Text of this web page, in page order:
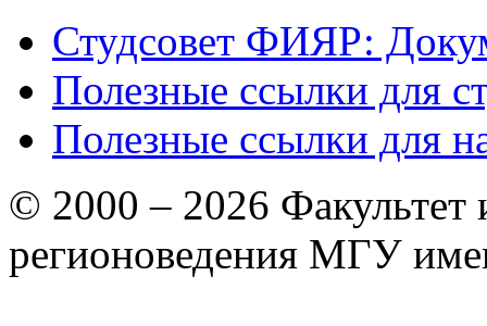
Студсовет ФИЯР:
Полезные ссылки для
Полезные ссылки для
© 2000 – 2026 Факультет
регионоведения МГУ